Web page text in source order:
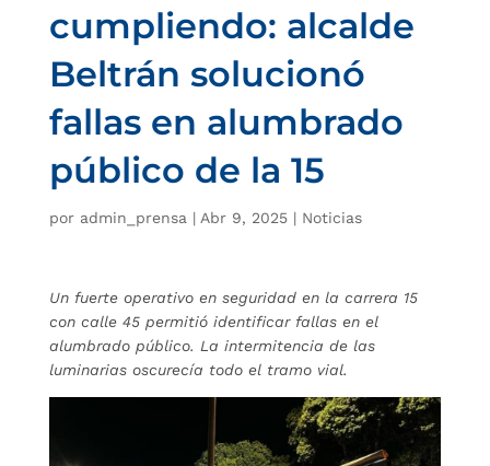
cumpliendo: alcalde
Beltrán solucionó
fallas en alumbrado
público de la 15
por admin_prensa | Abr 9, 2025| Noticias
Un fuerte operativo en seguridad en la carrera 15
con calle 45 permitió identificar fallas en el
alumbrado público. La intermitencia de las
luminarias oscurecía todo el tramo vial.